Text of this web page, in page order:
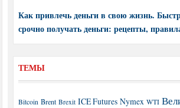
Как привлечь деньги в свою жизнь.
срочно получать деньги: рецепты,
ТЕМЫ
Bitcoin Brent Brexit ICE Futures Nymex WTI